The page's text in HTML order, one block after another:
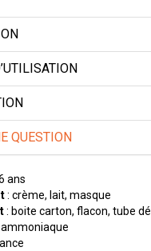
QUESTION
ans
: crème, lait, masque
: boite carton, flacon, tube